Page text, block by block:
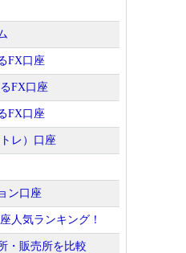
FX口座
FX口座
FX口座
レ）口座
ン口座
人気ランキング！
・販売所を比較